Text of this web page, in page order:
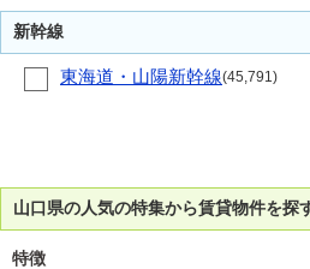
新幹線
東海道・山陽新幹線(45,791)
山口県の人気の特集から賃貸物件を探
特徴